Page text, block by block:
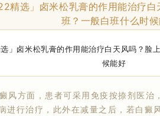
精选」卤米松乳膏的作用能治疗
班？一般白班什么时
方面，患者可采用免疫按捺剂医治
进行治疗，此外在减量之后，若白癜